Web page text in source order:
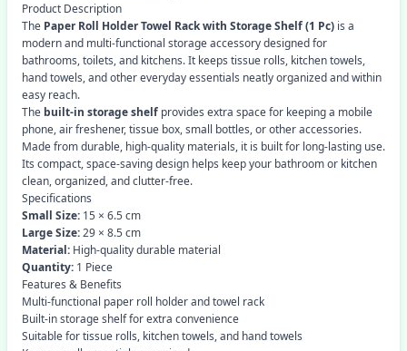
Product Description
The Paper Roll Holder Towel Rack with Storage Shelf (1 Pc) is a
modern and multi-functional storage accessory designed for
bathrooms, toilets, and kitchens. It keeps tissue rolls, kitchen towels,
hand towels, and other everyday essentials neatly organized and within
easy reach.
The built-in storage shelf provides extra space for keeping a mobile
phone, air freshener, tissue box, small bottles, or other accessories.
Made from durable, high-quality materials, it is built for long-lasting use.
Its compact, space-saving design helps keep your bathroom or kitchen
clean, organized, and clutter-free.
Specifications
Small Size: 15 × 6.5 cm
Large Size:29 × 8.5 cm
Material: High-quality durable material
Quantity: 1 Piece
Features & Benefits
Multi-functional paper roll holder and towel rack
Built-in storage shelf for extra convenience
Suitable for tissue rolls, kitchen towels, and hand towels